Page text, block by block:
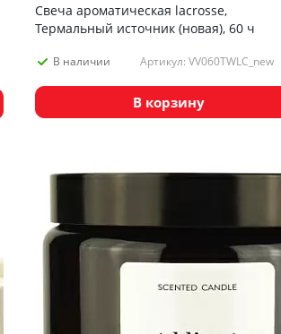
Свеча ароматическая lacrosse,
Термальный источник (новая), 60 ч
В наличии Артикул: VV060TWLC_new
В корзину